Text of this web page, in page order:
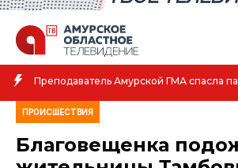
пассажирку в самолёте
Амурская
ПРОИСШЕСТВИЯ
Благовещенка